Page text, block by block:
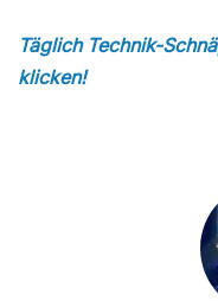
Täglich Technik-
klicken!